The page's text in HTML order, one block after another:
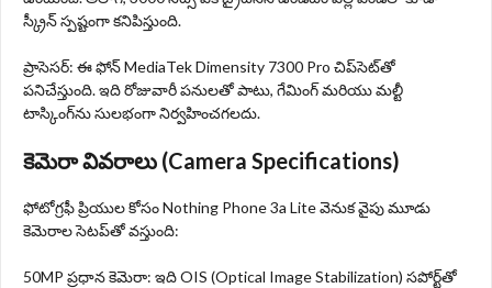
స్క్రీన్ స్పష్టంగా కనిపిస్తుంది.
ప్రాసెసర్: ఈ ఫోన్ MediaTek Dimensity 7300 Pro చిప్‌సెట్‌తో
పనిచేస్తుంది. ఇది రోజువారీ పనులతో పాటు, గేమింగ్ మరియు మల్టీ
టాస్కింగ్‌ను సులభంగా నిర్వహించగలదు.
కెమెరా వివరాలు (Camera Specifications)
ఫోటోగ్రఫీ ప్రియుల కోసం Nothing Phone 3a Lite వెనుక వైపు మూడు
కెమెరాల సెటప్‌తో వస్తుంది:
50MP ప్రధాన కెమెరా: ఇది OIS (Optical Image Stabilization) సపోర్ట్‌తో